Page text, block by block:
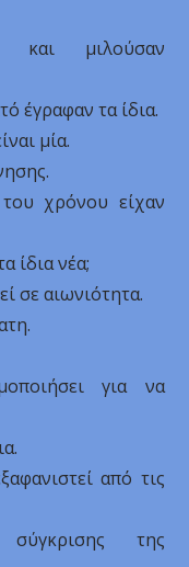
και μιλούσαν
έγραφαν τα ίδια.
μία.
χρόνου είχαν
ίδια νέα;
σε αιωνιότητα.
για να
από τις
της